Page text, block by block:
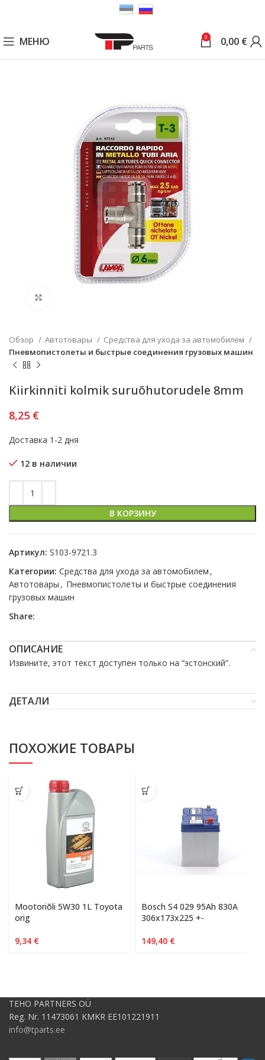
МЕНЮ 0 0,00 €
Обзор Автотовары
Средства для ухода за автомобилем
Пневмопистолеты и быстрые соединения грузовых машин
Kiirkinniti kolmik suruõhutorudele 8mm
8,25 €
Доставка 1-2 дня
12 в наличии
В КОРЗИНУ
Артикул: S103-9721.3
Категории: Средства для ухода за автомобилем ,
Автотовары , Пневмопистолеты и быстрые соединения
грузовых машин
Share:
ОПИСАНИЕ
Извините, этот текст доступен только на “эстонский”.
ДЕТАЛИ
ПОХОЖИЕ ТОВАРЫ
Mootoriõli 5W30 1L Toyota
orig
9,34 €
Bosch S4 029 95Ah 830A
306x173x225 +-
149,40 €
TEHO PARTNERS OÜ
Reg. Nr. 11473061 KMKR EE101221911
info@tparts.ee